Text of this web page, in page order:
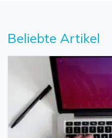
Beliebte Artikel